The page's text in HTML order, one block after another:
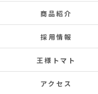
商品紹介
採用情報
王様トマト
アクセス